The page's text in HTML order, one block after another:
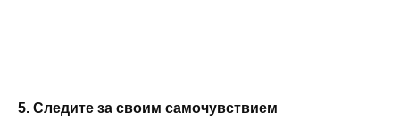
5. Следите за своим самочувствием